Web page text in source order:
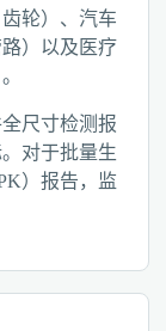
轮）、汽车
）以及医疗
尺寸检测报
对于批量生
）报告，监